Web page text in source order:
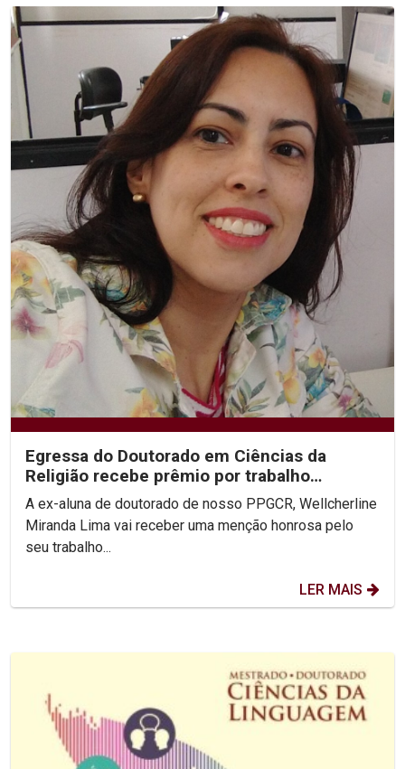
Egressa do Doutorado em Ciências da
Religião recebe prêmio por trabalho
desenvolvido
A ex-aluna de doutorado de nosso PPGCR, Wellcherline
Miranda Lima vai receber uma menção honrosa pelo
seu trabalho...
LER MAIS